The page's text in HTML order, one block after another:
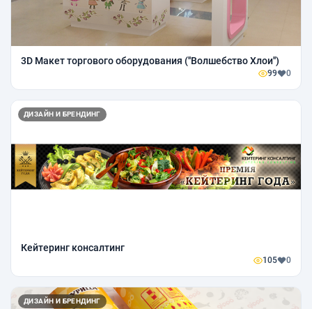
3D Макет торгового оборудования (''Волшебство Хлои'')
99 0
ДИЗАЙН И БРЕНДИНГ
Кейтеринг консалтинг
105 0
ДИЗАЙН И БРЕНДИНГ